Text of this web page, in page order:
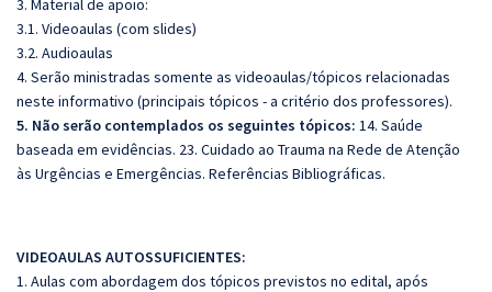
3. Material de apoio:
3.1. Videoaulas (com slides)
3.2. Audioaulas
4. Serão ministradas somente as videoaulas/tópicos relacionadas
neste informativo (principais tópicos - a critério dos professores).
5. Não serão contemplados os seguintes tópicos: 14. Saúde
baseada em evidências. 23. Cuidado ao Trauma na Rede de Atenção
às Urgências e Emergências. Referências Bibliográficas.
VIDEOAULAS AUTOSSUFICIENTES:
1. Aulas com abordagem dos tópicos previstos no edital, após